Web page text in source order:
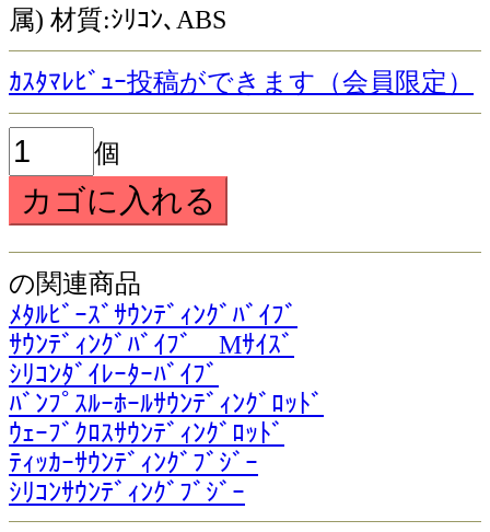
属) 材質:ｼﾘｺﾝ､ABS
ｶｽﾀﾏﾚﾋﾞｭｰ投稿ができます（会員限定）
個
の関連商品
ﾒﾀﾙﾋﾞｰｽﾞｻｳﾝﾃﾞｨﾝｸﾞﾊﾞｲﾌﾞ
ｻｳﾝﾃﾞｨﾝｸﾞﾊﾞｲﾌﾞ Mｻｲｽﾞ
ｼﾘｺﾝﾀﾞｲﾚｰﾀｰﾊﾞｲﾌﾞ
ﾊﾞﾝﾌﾟｽﾙｰﾎｰﾙｻｳﾝﾃﾞｨﾝｸﾞﾛｯﾄﾞ
ｳｪｰﾌﾞｸﾛｽｻｳﾝﾃﾞｨﾝｸﾞﾛｯﾄﾞ
ﾃｨｯｶｰｻｳﾝﾃﾞｨﾝｸﾞﾌﾞｼﾞｰ
ｼﾘｺﾝｻｳﾝﾃﾞｨﾝｸﾞﾌﾞｼﾞｰ